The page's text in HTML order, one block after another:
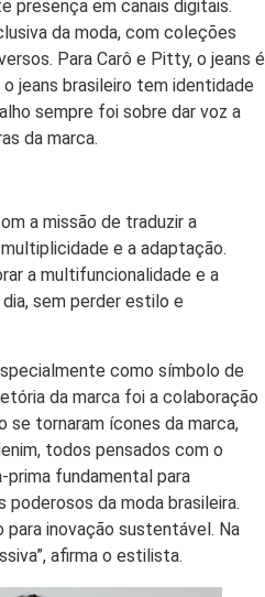
presença em canais digitais.
da moda, com coleções
Para Carô e Pitty, o jeans é
jeans brasileiro tem identidade
sempre foi sobre dar voz a
da marca.
a missão de traduzir a
e a adaptação.
a multifuncionalidade e a
sem perder estilo e
como símbolo de
da marca foi a colaboração
se tornaram ícones da marca,
todos pensados com o
prima fundamental para
da moda brasileira.
inovação sustentável. Na
afirma o estilista.